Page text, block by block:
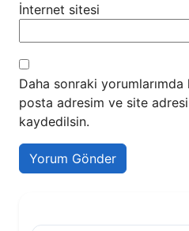
İnternet sitesi
Daha sonraki yorumlarımda
posta adresim ve site
kaydedilsin.